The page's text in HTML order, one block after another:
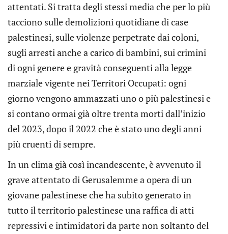
attentati. Si tratta degli stessi media che per lo più
tacciono sulle demolizioni quotidiane di case
palestinesi, sulle violenze perpetrate dai coloni,
sugli arresti anche a carico di bambini, sui crimini
di ogni genere e gravità conseguenti alla legge
marziale vigente nei Territori Occupati: ogni
giorno vengono ammazzati uno o più palestinesi e
si contano ormai già oltre trenta morti dall’inizio
del 2023, dopo il 2022 che è stato uno degli anni
più cruenti di sempre.
In un clima già così incandescente, è avvenuto il
grave attentato di Gerusalemme a opera di un
giovane palestinese che ha subito generato in
tutto il territorio palestinese una raffica di atti
repressivi e intimidatori da parte non soltanto del